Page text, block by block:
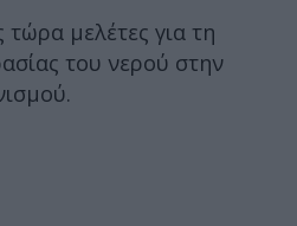
τώρα μελέτες για τη
του νερού στην